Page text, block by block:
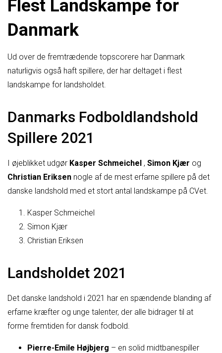
Flest Landskampe for
Danmark
Ud over de fremtrædende topscorere har Danmark
naturligvis også haft spillere, der har deltaget i flest
landskampe for landsholdet.
Danmarks Fodboldlandshold
Spillere 2021
I øjeblikket udgør Kasper Schmeichel , Simon Kjær og
Christian Eriksen nogle af de mest erfarne spillere på det
danske landshold med et stort antal landskampe på CVet.
Kasper Schmeichel
Simon Kjær
Christian Eriksen
Landsholdet 2021
Det danske landshold i 2021 har en spændende blanding af
erfarne kræfter og unge talenter, der alle bidrager til at
forme fremtiden for dansk fodbold.
Pierre-Emile Højbjerg – en solid midtbanespiller